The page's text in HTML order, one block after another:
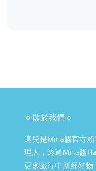
🔹關於我們🔹
這兒是Mina醬官方
理人，透過Mina醬
更多旅行中新鮮好物